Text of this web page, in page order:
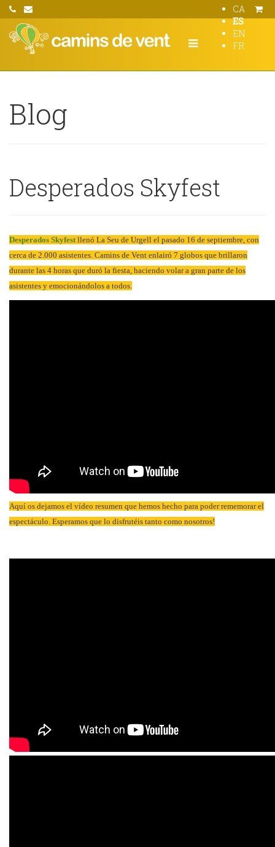
CA
ES
EN
FR
Blog
Desperados Skyfest
Desperados Skyfest llenó La Seu de Urgell el pasado 16 de septiembre, con
cerca de 2.000 asistentes. Camins de Vent enlairó 7 globos que brillaron
durante las 4 horas que duró la fiesta, haciendo volar a gran parte de los
asistentes y emocionándolos a todos.
Aquí os dejamos el vídeo resumen que hemos hecho para poder rememorar el
espectáculo. Esperamos que lo disfrutéis tanto como nosotros!